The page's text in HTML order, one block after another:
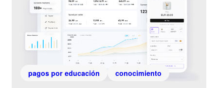
pagos por educación conocimiento